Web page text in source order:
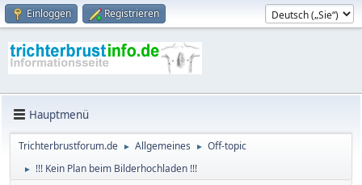
Einloggen Registrieren
Hauptmenü
Trichterbrustforum.de ► Allgemeines ► Off-topic
► !!! Kein Plan beim Bilderhochladen !!!